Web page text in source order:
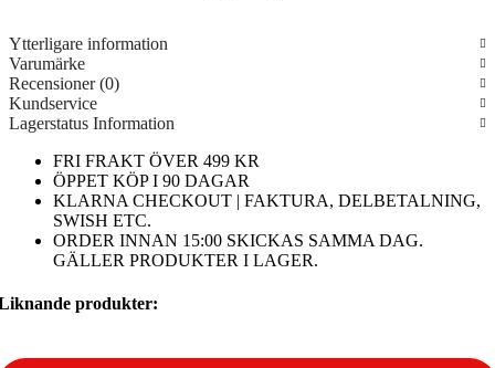
Ytterligare information
Varumärke
Recensioner (0)
Kundservice
Lagerstatus Information
FRI FRAKT ÖVER 499 KR
ÖPPET KÖP I 90 DAGAR
KLARNA CHECKOUT | FAKTURA, DELBETALNING,
SWISH ETC.
ORDER INNAN 15:00 SKICKAS SAMMA DAG.
GÄLLER PRODUKTER I LAGER.
produkter: